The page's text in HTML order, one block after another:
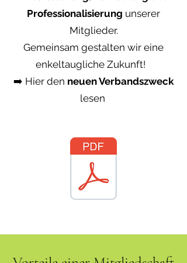
Professionalisierung unserer
Mitglieder.
Gemeinsam gestalten wir eine
enkeltaugliche Zukunft!
➡️ Hier den neuen Verbandszweck
lesen